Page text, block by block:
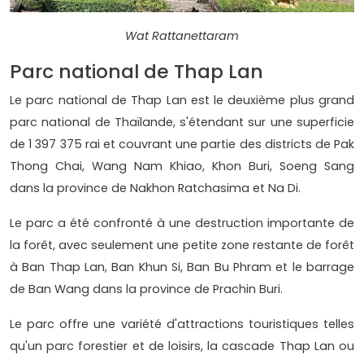
Wat Rattanettaram
Parc national de Thap Lan
Le parc national de Thap Lan est le deuxième plus grand
parc national de Thaïlande, s'étendant sur une superficie
de 1 397 375 rai et couvrant une partie des districts de Pak
Thong Chai, Wang Nam Khiao, Khon Buri, Soeng Sang
dans la province de Nakhon Ratchasima et Na Di.
Le parc a été confronté à une destruction importante de
la forêt, avec seulement une petite zone restante de forêt
à Ban Thap Lan, Ban Khun Si, Ban Bu Phram et le barrage
de Ban Wang dans la province de Prachin Buri.
Le parc offre une variété d'attractions touristiques telles
qu'un parc forestier et de loisirs, la cascade Thap Lan ou